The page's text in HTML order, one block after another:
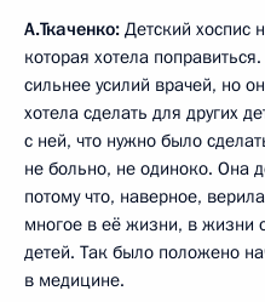
А.Ткаченко: Детский хоспис
которая хотела
сильнее усилий врачей, но
хотела сделать для других
с ней, что нужно было
не больно, не одиноко. Она
потому что, наверное,
многое в её жизни, в жизни
детей. Так было положено
в медицине.